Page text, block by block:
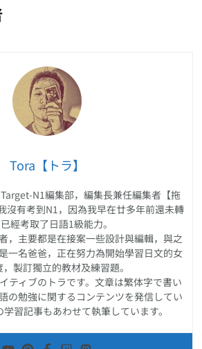
Tora【トラ】
N1編集部，編集長兼任編集者【拖
沒有考到N1，因為我早在廿多年前還未轉
經考取了日語1級能力。
，主要都是在接案一些設計與編輯，與之
一名爸爸，正在努力為開始學習日文的女
，製訂獨立的教材及練習題。
ティブのトラです。文章は繁体字で書い
の勉強に関するコンテンツを発信してい
習記事もあわせて執筆しています。